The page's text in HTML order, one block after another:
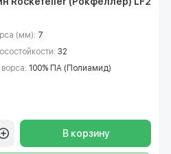
(мм): 7
32
100% ПА (Полиамид)
В корзину